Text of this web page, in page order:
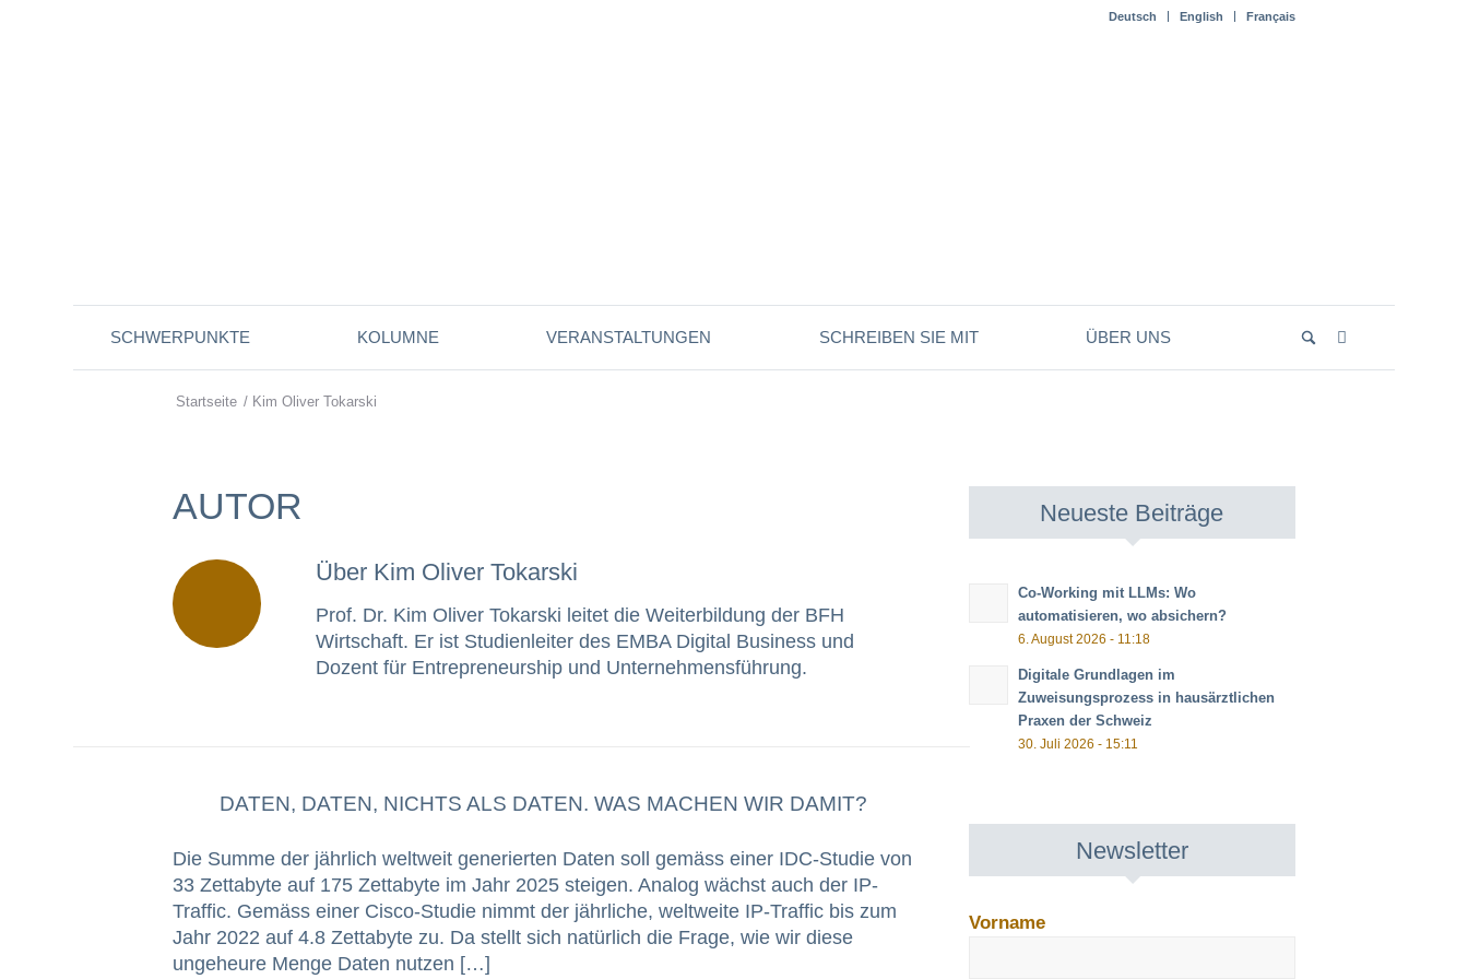
Deutsch English Français
SCHWERPUNKTE KOLUMNE VERANSTALTUNGEN SCHREIBEN SIE MIT ÜBER UNS
Startseite / Kim Oliver Tokarski
AUTOR
Über Kim Oliver Tokarski
Prof. Dr. Kim Oliver Tokarski leitet die Weiterbildung der BFH
Wirtschaft. Er ist Studienleiter des EMBA Digital Business und
Dozent für Entrepreneurship und Unternehmensführung.
DATEN, DATEN, NICHTS ALS DATEN. WAS MACHEN WIR DAMIT?
Die Summe der jährlich weltweit generierten Daten soll gemäss einer IDC-Studie von
33 Zettabyte auf 175 Zettabyte im Jahr 2025 steigen. Analog wächst auch der IP-
Traffic. Gemäss einer Cisco-Studie nimmt der jährliche, weltweite IP-Traffic bis zum
Jahr 2022 auf 4.8 Zettabyte zu. Da stellt sich natürlich die Frage, wie wir diese
ungeheure Menge Daten nutzen […]
Neueste Beiträge
Co-Working mit LLMs: Wo
automatisieren, wo absichern?
6. August 2026 - 11:18
Digitale Grundlagen im
Zuweisungsprozess in hausärztlichen
Praxen der Schweiz
30. Juli 2026 - 15:11
Newsletter
Vorname